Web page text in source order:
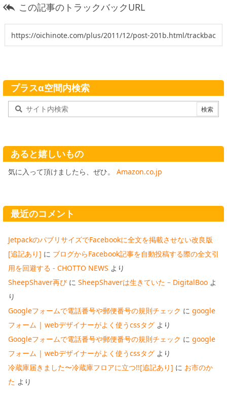
 この記事のトラックバックURL
プラスα空間内検索
あると嬉しいもの
気に入って頂けましたら、ぜひ。 Amazon.co.jp
最近のコメント
JetpackのパブリサイズでFacebookに全文を掲載させない改良版
[追記あり] に ブログからFacebook記事を自動投稿する際の全文引
用を回避する - CHOTTO NEWS より
SheepShaver再び に SheepShaverは生きていた – DigitalBoo よ
り
Googleフォームで電話番号や郵便番号の規則チェック に google
フォーム | webデザイナーがよく使うcssタグ より
Googleフォームで電話番号や郵便番号の規則チェック に google
フォーム | webデザイナーがよく使うcssタグ より
冷蔵庫届きました〜冷蔵庫フロアに立つ!![追記あり] に お市のか
た より